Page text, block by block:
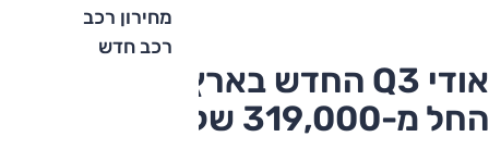
מחירון רכב
רכב חדש
אודי Q3 החדש בארץ – המחיר
החל מ-319,000 שקלים